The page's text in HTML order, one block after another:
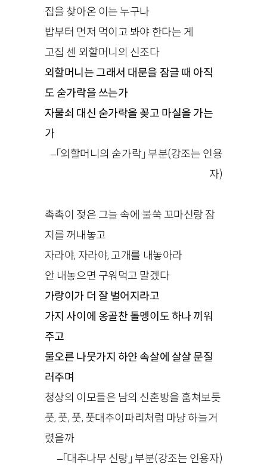
집을 찾아온 이는 누구나
밥부터 먼저 먹이고 봐야 한다는 게
고집 센 외할머니의 신조다
외할머니는 그래서 대문을 잠글 때 아직
도 숟가락을 쓰는가
자물쇠 대신 숟가락을 꽂고 마실을 가는
가
–「외할머니의 숟가락」 부분(강조는 인용
자)
촉촉이 젖은 그늘 속에 불쑥 꼬마신랑 잠
지를 꺼내놓고
자라야, 자라야, 고개를 내놓아라
안 내놓으면 구워먹고 말겠다
가랑이가 더 잘 벌어지라고
가지 사이에 옹골찬 돌멩이도 하나 끼워
주고
물오른 나뭇가지 하얀 속살에 살살 문질
러주며
청상의 이모들은 남의 신혼방을 훔쳐보듯
풋, 풋, 풋, 풋대추이파리처럼 마냥 하늘거
렸을까
–「대추나무 신랑」 부분(강조는 인용자)